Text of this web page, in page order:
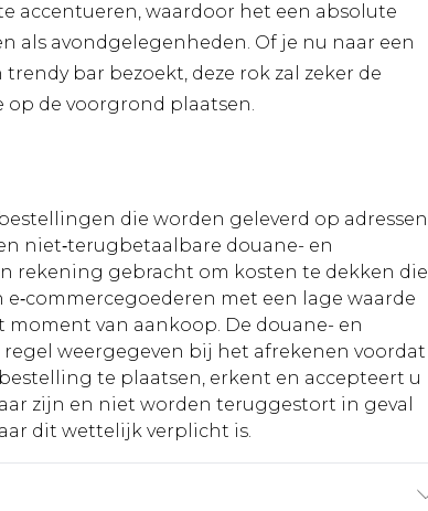
accentueren, waardoor het een absolute
als avondgelegenheden. Of je nu naar een
bar bezoekt, deze rok zal zeker de
de voorgrond plaatsen.
die worden geleverd op adressen
niet‑terugbetaalbare douane- en
rekening gebracht om kosten te dekken die
met een lage waarde
van aankoop. De douane- en
weergegeven bij het afrekenen voordat
te plaatsen, erkent en accepteert u
zijn en niet worden teruggestort in geval
dit wettelijk verplicht is.